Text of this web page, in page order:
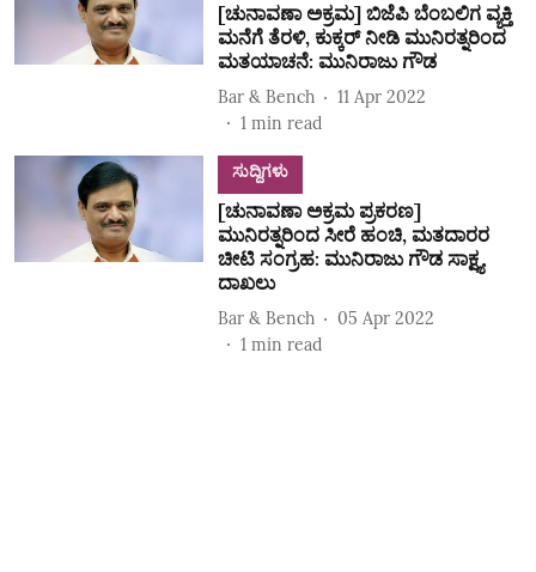
[ಚುನಾವಣಾ ಅಕ್ರಮ] ಬಿಜೆಪಿ ಬೆಂಬಲಿಗ ವ್ಯಕ್ತಿ
ಮನೆಗೆ ತೆರಳಿ, ಕುಕ್ಕರ್‌ ನೀಡಿ ಮುನಿರತ್ನರಿಂದ
ಮತಯಾಚನೆ: ಮುನಿರಾಜು ಗೌಡ
Bar & Bench
11 Apr 2022
1 min read
ಸುದ್ದಿಗಳು
[ಚುನಾವಣಾ ಅಕ್ರಮ ಪ್ರಕರಣ]
ಮುನಿರತ್ನರಿಂದ ಸೀರೆ ಹಂಚಿ, ಮತದಾರರ
ಚೀಟಿ ಸಂಗ್ರಹ: ಮುನಿರಾಜು ಗೌಡ ಸಾಕ್ಷ್ಯ
ದಾಖಲು
Bar & Bench
05 Apr 2022
1 min read